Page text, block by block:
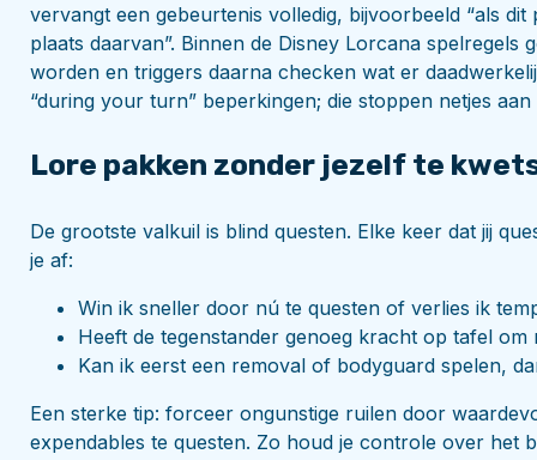
vervangt een gebeurtenis volledig, bijvoorbeeld “als
plaats daarvan”. Binnen de Disney Lorcana
worden en triggers daarna checken wat er
“during your turn” beperkingen; die stoppen netjes
Lore pakken zonder jezelf te
De grootste valkuil is blind questen. Elke keer dat jij
je af:
Win ik sneller door nú te questen of verlies ik
Heeft de tegenstander genoeg kracht op tafel
Kan ik eerst een removal of bodyguard spelen,
Een sterke tip: forceer ongunstige ruilen door
expendables te questen. Zo houd je controle over het